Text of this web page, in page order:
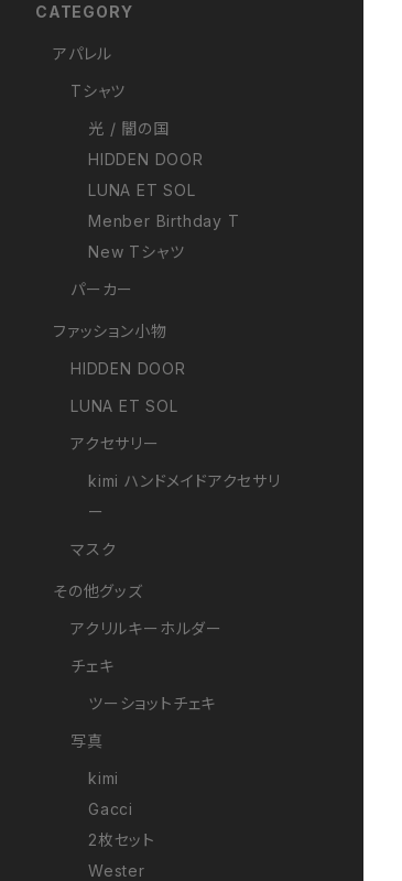
CATEGORY
アパレル
Tシャツ
光 / 闇の国
HIDDEN DOOR
LUNA ET SOL
Menber Birthday T
New Tシャツ
パーカー
ファッション小物
HIDDEN DOOR
LUNA ET SOL
アクセサリー
kimi ハンドメイドアクセサリ
ー
マスク
その他グッズ
アクリルキーホルダー
チェキ
ツーショットチェキ
写真
kimi
Gacci
2枚セット
Wester